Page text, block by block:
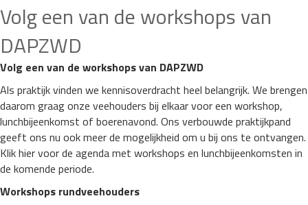
Volg een van de workshops van
DAPZWD
Volg een van de workshops van DAPZWD
Als praktijk vinden we kennisoverdracht heel belangrijk. We brengen
daarom graag onze veehouders bij elkaar voor een workshop,
lunchbijeenkomst of boerenavond. Ons verbouwde praktijkpand
geeft ons nu ook meer de mogelijkheid om u bij ons te ontvangen.
Klik hier voor de agenda met workshops en lunchbijeenkomsten in
de komende periode.
Workshops rundveehouders